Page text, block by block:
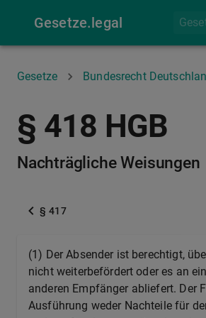
Gesetze.legal
Gesetze Bundesrecht
§ 418 HGB
Nachträgliche Weisungen
§ 417
(1) Der Absender ist berechtigt,
nicht weiterbefördert oder es an
anderen Empfänger abliefert. Der
Ausführung weder Nachteile für